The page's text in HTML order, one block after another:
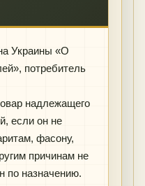
Украины «О
потребитель
надлежащего
если он не
фасону,
причинам не
по назначению.